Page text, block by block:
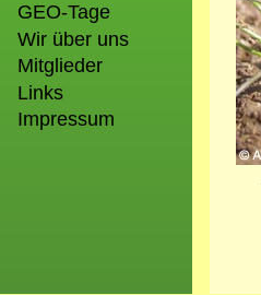
GEO-Tage
Wir über uns
Mitglieder
Links
Impressum